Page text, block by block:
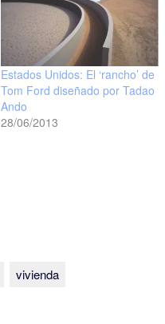
Estados Unidos: El ‘rancho’ de
Tom Ford diseñado por Tadao
Ando
28/06/2013
vivienda